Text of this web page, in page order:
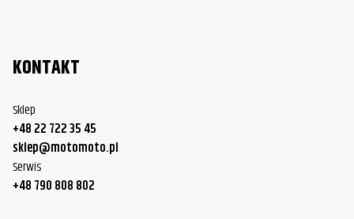
KONTAKT
Sklep
+48 22 722 35 45
sklep@motomoto.pl
Serwis
+48 790 808 802